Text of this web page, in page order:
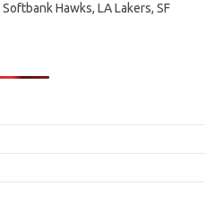
Hawks, LA Lakers, SF